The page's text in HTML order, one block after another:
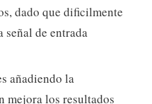
dado que dificilmente
señal de entrada
añadiendo la
mejora los resultados